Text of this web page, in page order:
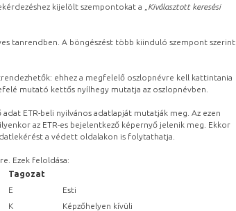
kijelölt szempontokat a „ Kiválasztott keresési
tanrendben. A böngészést több kiinduló szempont szerint
ehhez a megfelelő oszlopnévre kell kattintania
mutató kettős nyílhegy mutatja az oszlopnévben.
ETR-beli nyilvános adatlapját mutatják meg. Az ezen
az ETR-es bejelentkező képernyő jelenik meg. Ekkor
a védett oldalakon is folytathatja.
Ezek feloldása:
Tagozat
E
Esti
K
Képzőhelyen kívüli